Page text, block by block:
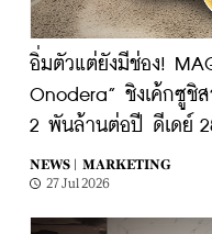
อิ่มตัวแต่ยังมีช่อง!
Onodera” ชิงเค้กซูชิ
2 พันล้านต่อปี ดีเดย์
NEWS |
MARKETING
27 Jul 2026